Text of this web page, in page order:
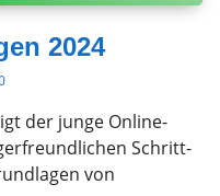
2024
der junge Online-
Schritt-
von